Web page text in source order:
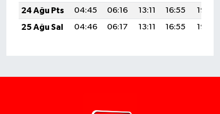
24 Ağu Pts
04:45 06:16 13:11 16:55
19:56
25 Ağu Sal
04:46 06:17 13:11 16:55 19:55